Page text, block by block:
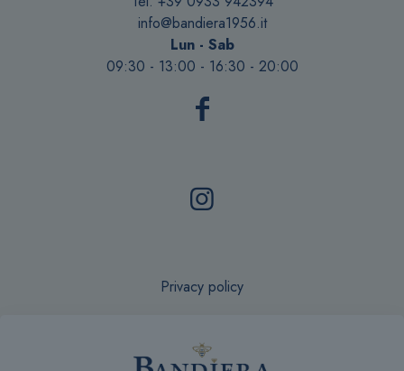
info@bandiera1956.it
Lun - Sab
09:30 - 13:00 - 16:30 - 20:00
Privacy policy